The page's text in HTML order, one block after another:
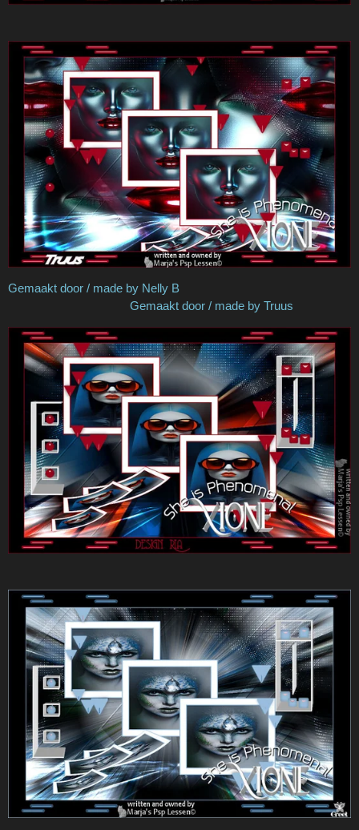
Gemaakt door / made by Nelly B
Gemaakt door / made by Truus